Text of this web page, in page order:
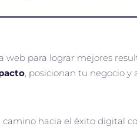
para lograr mejores
, posicionan tu negocio y
hacia el éxito digital